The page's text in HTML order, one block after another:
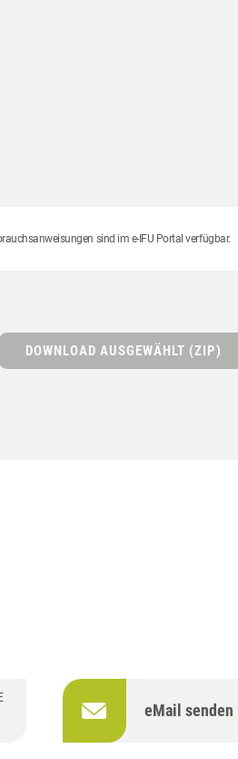
sind im e-IFU Portal verfügbar.
DOWNLOAD AUSGEWÄHLT (ZIP)
eMail senden